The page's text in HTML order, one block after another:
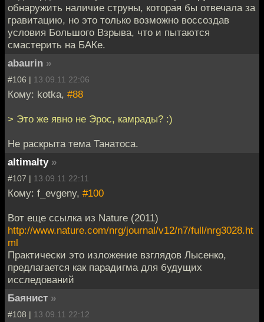
обнаружить наличие струны, которая бы отвечала за
гравитацию, но это только возможно воссоздав
условия Большого Взрыва, что и пытаются
смастерить на БАКе.
abaurin »
#106 | 13.09.11 22:06
Кому: kotka, #88
> Это же явно не Эрос, камрады? :)
Не раскрыта тема Танатоса.
altimalty »
#107 | 13.09.11 22:11
Кому: f_evgeny, #100
Вот еще ссылка из Nature (2011)
http://www.nature.com/nrg/journal/v12/n7/full/nrg3028.ht
ml
Практически это изложение взглядов Лысенко,
предлагается как парадигма для будущих
исследований
Баянист »
#108 | 13.09.11 22:12